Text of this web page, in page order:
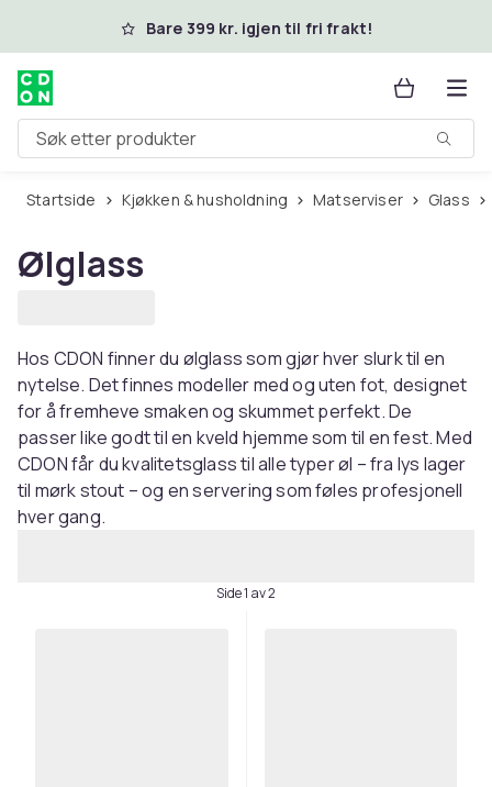
Hopp til hovedinnholdBare 399 kr. igjen til fri frakt!
Søk etter produkter
Startside Kjøkken & husholdning Matserviser Glass
Ølglass
Hos CDON finner du ølglass som gjør hver slurk til en
nytelse. Det finnes modeller med og uten fot, designet
for å fremheve smaken og skummet perfekt. De
passer like godt til en kveld hjemme som til en fest. Med
CDON får du kvalitetsglass til alle typer øl – fra lys lager
til mørk stout – og en servering som føles profesjonell
hver gang.
Side 1 av 2